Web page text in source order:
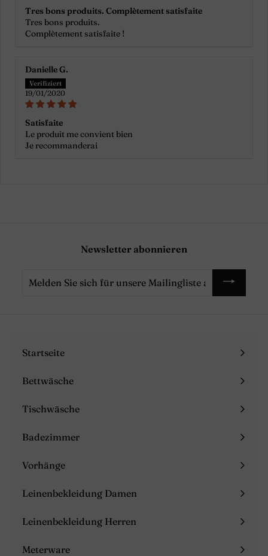
Tres bons produits. Complètement satisfaite
Tres bons produits.
Complètement satisfaite !
Danielle G.
19/01/2020
Satisfaite
Le produit me convient bien
Je recommanderai
Newsletter abonnieren
Melden
Mailingliste
Startseite
Bettwäsche
Menü
maximieren
Tischwäsche
Menü
maximieren
Badezimmer
Menü
maximieren
Vorhänge
Menü
maximieren
Leinenbekleidung Damen
Menü
maximieren
Leinenbekleidung Herren
Menü
maximieren
Meterware